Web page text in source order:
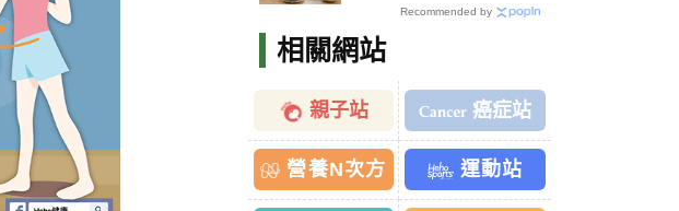
Recommended by
相關網站
親子站 癌症站
營養N次方 運動站